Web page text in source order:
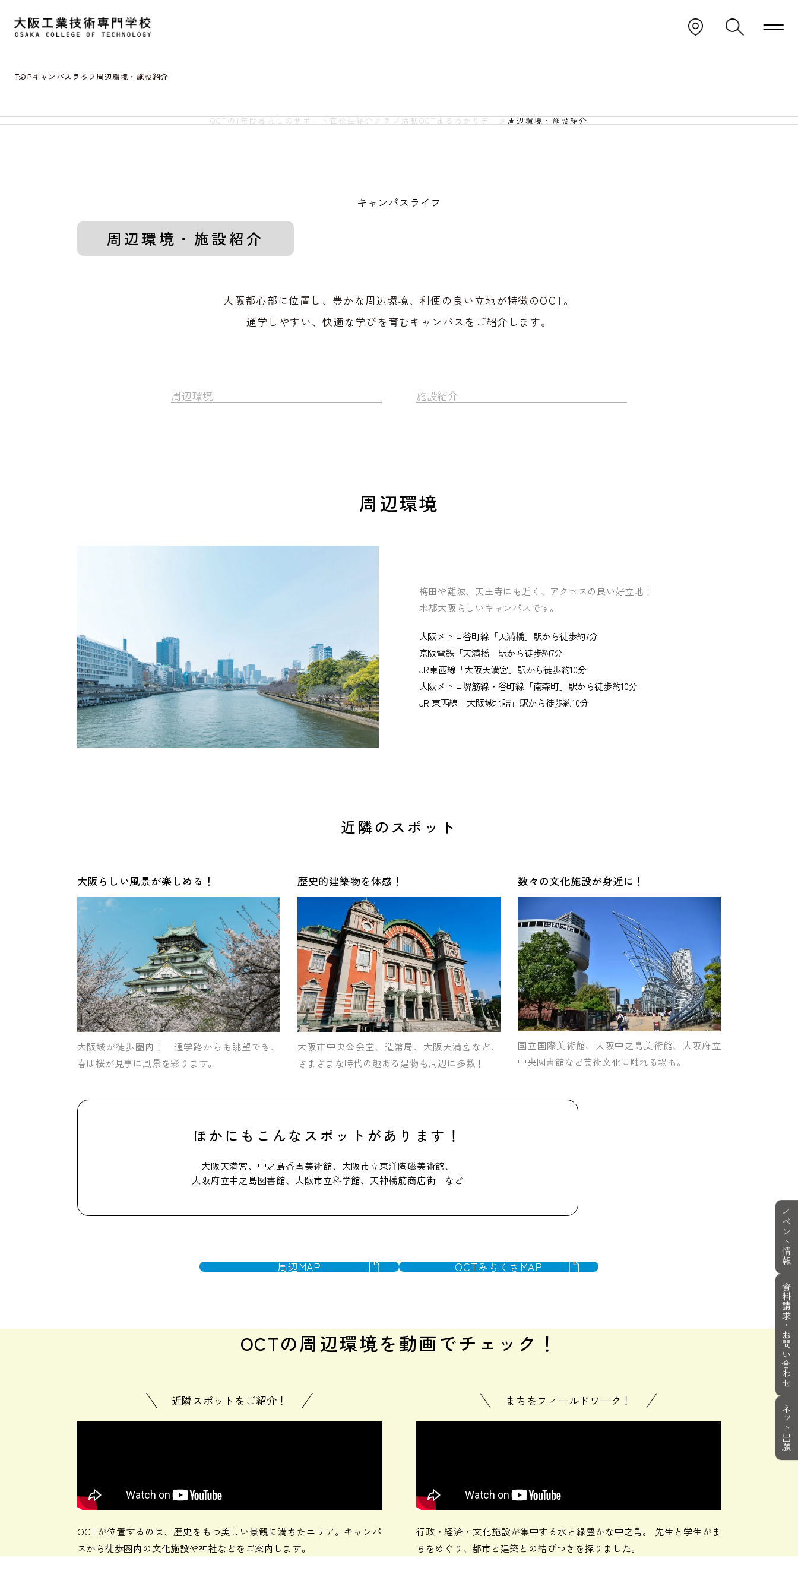
TOPキャンパスライフ周辺環境・施設紹介
OCTの1年間暮らしのサポート在校生紹介クラブ活動OCTまるわかりデータ周辺環境・施設紹介
キャンパスライフ
周辺環境・施設紹介
大阪都心部に位置し、豊かな周辺環境、利便の良い立地が特徴のOCT。
通学しやすい、快適な学びを育むキャンパスをご紹介します。
周辺環境 施設紹介
周辺環境
梅田や難波、天王寺にも近く、アクセスの良い好立地！
水都大阪らしいキャンパスです。
大阪メトロ谷町線「天満橋」駅から徒歩約7分
京阪電鉄「天満橋」駅から徒歩約7分
JR東西線「大阪天満宮」駅から徒歩約10分
大阪メトロ堺筋線・谷町線 「南森町」駅から徒歩約10分
JR 東西線「大阪城北詰」駅から徒歩約10分
近隣のスポット
大阪らしい風景が楽しめる！
大阪城が徒歩圏内！ 通学路からも眺望でき、
春は桜が見事に風景を彩ります。
歴史的建築物を体感！
大阪市中央公会堂、造幣局、大阪天満宮など、
さまざまな時代の趣ある建物も周辺に多数！
数々の文化施設が身近に！
国立国際美術館、大阪中之島美術館、大阪府立
中央図書館など芸術文化に触れる場も。
ほかにもこんな スポットがあります！
大阪天満宮、中之島香雪美術館、大阪市立東洋陶磁美術館、
大阪府立中之島図書館、大阪市立科学館、天神橋筋商店街 など
周辺MAP OCTみちくさMAP
OCTの周辺環境を動画でチェック！
近隣スポットをご紹介！
OCTが位置するのは、歴史をもつ美しい景観に満ちたエリア。キャンパ
スから徒歩圏内の文化施設や神社などをご案内します。
まちをフィールドワーク！
行政・経済・文化施設が集中する水と緑豊かな中之島。 先生と学生がま
ちをめぐり、都市と建築との結びつきを探りました。
イベント情報
資料請求・
お問い合わせ
ネット出願